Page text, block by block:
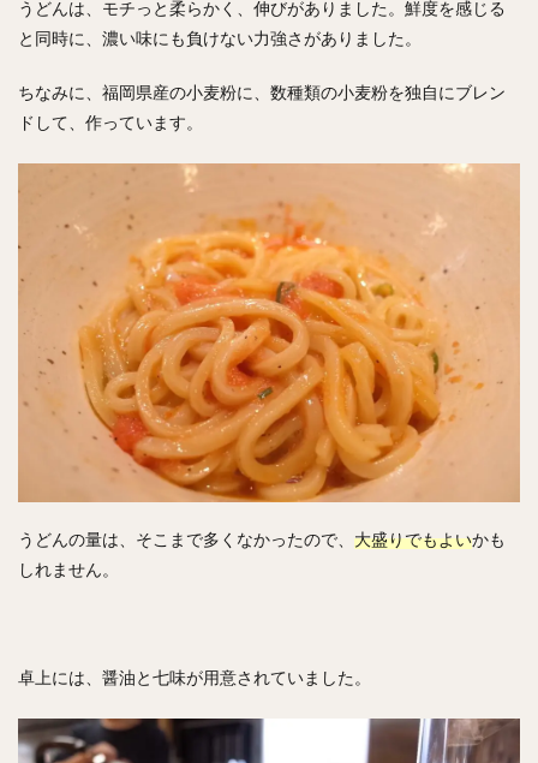
うどんは、モチっと柔らかく、伸びがありました。鮮度を感じる
と同時に、濃い味にも負けない力強さがありました。
ちなみに、福岡県産の小麦粉に、数種類の小麦粉を独自にブレン
ドして、作っています。
うどんの量は、そこまで多くなかったので、 大盛りでもよいかも
しれません。
卓上には、醤油と七味が用意されていました。